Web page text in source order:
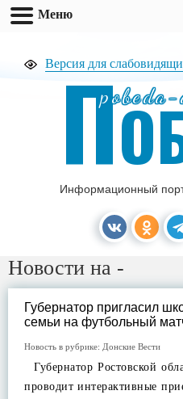
Версия для
П
Информационный
Новости на -
Губернатор пригласил
семьи на футбольный
Новость в рубрике: Донские Вести
Губернатор Ростовской
проводит интерактивные
Меню